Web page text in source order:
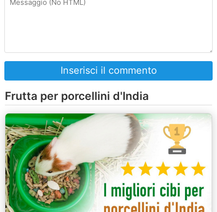
Inserisci il commento
Frutta per porcellini d'India